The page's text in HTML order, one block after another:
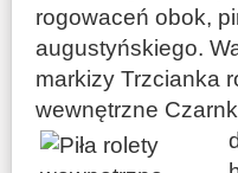
rogowaceń obok,
augustyńskiego.
markizy Trzcianka
wewnętrzne